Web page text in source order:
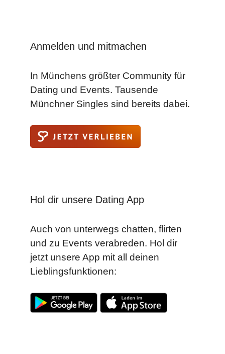
Anmelden und mitmachen
In Münchens größter Community für
Dating und Events. Tausende
Münchner Singles sind bereits dabei.
Hol dir unsere Dating App
Auch von unterwegs chatten, flirten
und zu Events verabreden. Hol dir
jetzt unsere App mit all deinen
Lieblingsfunktionen: